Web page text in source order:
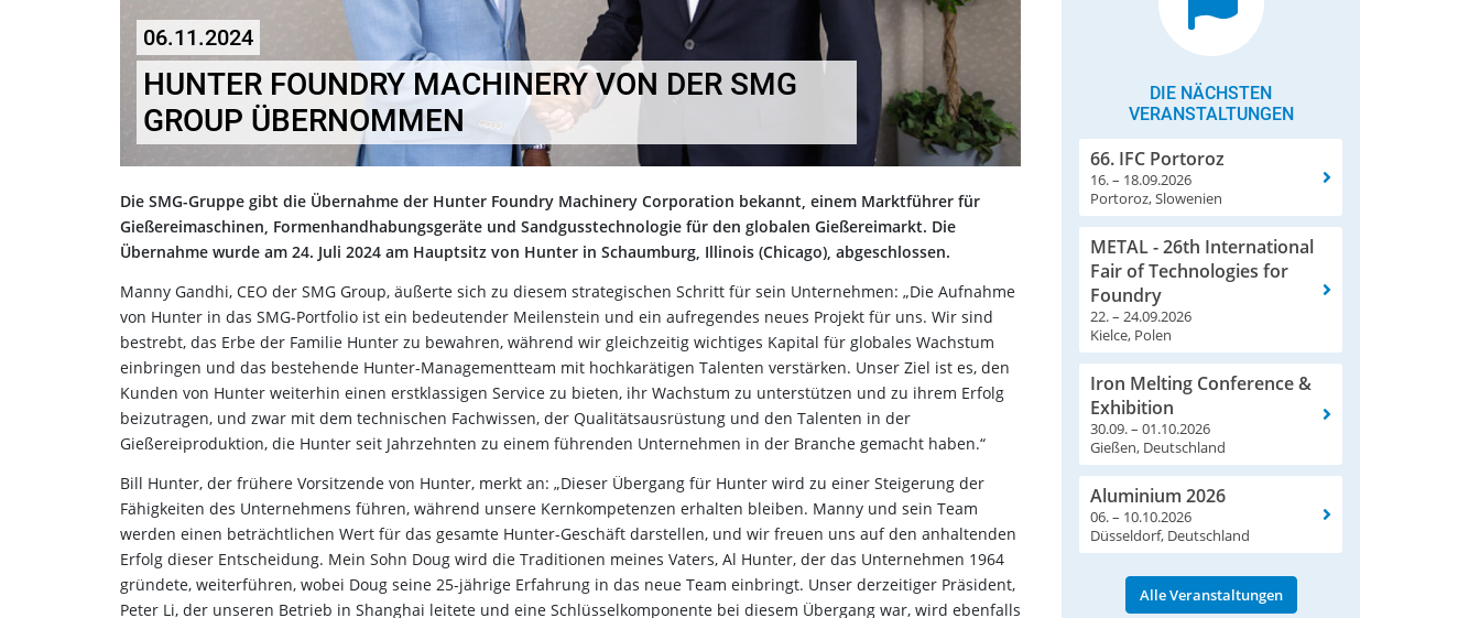
06.11.2024
HUNTER FOUNDRY MACHINERY VON DER SMG
GROUP ÜBERNOMMEN
Die SMG-Gruppe gibt die Übernahme der Hunter Foundry Machinery Corporation bekannt, einem Marktführer für
Gießereimaschinen, Formenhandhabungsgeräte und Sandgusstechnologie für den globalen Gießereimarkt. Die
Übernahme wurde am 24. Juli 2024 am Hauptsitz von Hunter in Schaumburg, Illinois (Chicago), abgeschlossen.
Manny Gandhi, CEO der SMG Group, äußerte sich zu diesem strategischen Schritt für sein Unternehmen: „Die Aufnahme
von Hunter in das SMG-Portfolio ist ein bedeutender Meilenstein und ein aufregendes neues Projekt für uns. Wir sind
bestrebt, das Erbe der Familie Hunter zu bewahren, während wir gleichzeitig wichtiges Kapital für globales Wachstum
einbringen und das bestehende Hunter-Managementteam mit hochkarätigen Talenten verstärken. Unser Ziel ist es, den
Kunden von Hunter weiterhin einen erstklassigen Service zu bieten, ihr Wachstum zu unterstützen und zu ihrem Erfolg
beizutragen, und zwar mit dem technischen Fachwissen, der Qualitätsausrüstung und den Talenten in der
Gießereiproduktion, die Hunter seit Jahrzehnten zu einem führenden Unternehmen in der Branche gemacht haben.“
Bill Hunter, der frühere Vorsitzende von Hunter, merkt an: „Dieser Übergang für Hunter wird zu einer Steigerung der
Fähigkeiten des Unternehmens führen, während unsere Kernkompetenzen erhalten bleiben. Manny und sein Team
werden einen beträchtlichen Wert für das gesamte Hunter-Geschäft darstellen, und wir freuen uns auf den anhaltenden
Erfolg dieser Entscheidung. Mein Sohn Doug wird die Traditionen meines Vaters, Al Hunter, der das Unternehmen 1964
gründete, weiterführen, wobei Doug seine 25-jährige Erfahrung in das neue Team einbringt. Unser derzeitiger Präsident,
Peter Li, der unseren Betrieb in Shanghai leitete und eine Schlüsselkomponente bei diesem Übergang war, wird ebenfalls
DIE NÄCHSTEN
VERANSTALTUNGEN
66. IFC Portoroz
16. – 18.09.2026
Portoroz, Slowenien
METAL - 26th International
Fair of Technologies for
Foundry
22. – 24.09.2026
Kielce, Polen
Iron Melting Conference &
Exhibition
30.09. – 01.10.2026
Gießen, Deutschland
Aluminium 2026
06. – 10.10.2026
Düsseldorf, Deutschland
Alle Veranstaltungen